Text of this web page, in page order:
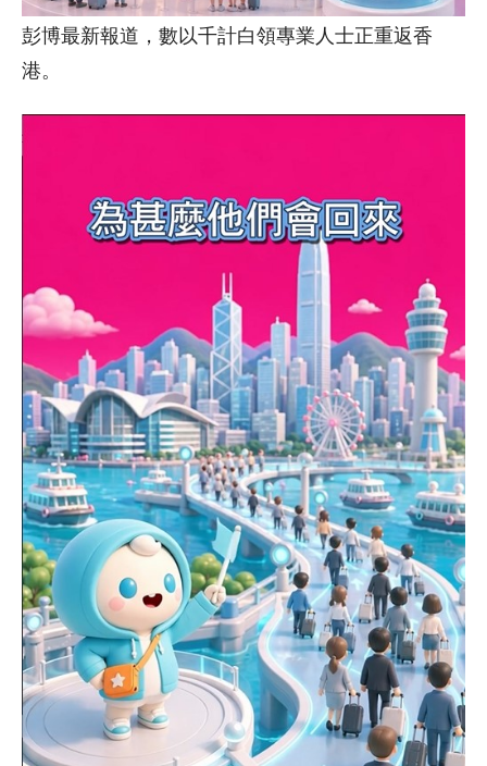
彭博最新報道，數以千計白領專業人士正重返香
港。